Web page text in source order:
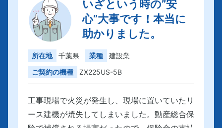
いざという時の”安
心”大事です！本当に
助かりました。
所在地 千葉県 業種
建設業
ご契約の機種
ZX225US-5B
工事現場で火災が発生し、現場に置いていたリ
ース建機が焼失してしまいました。動産総合保